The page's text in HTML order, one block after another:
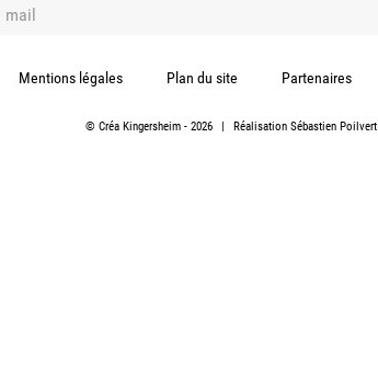
Mentions légales Plan du site Partenaires
© Créa Kingersheim- 2026 Réalisation Sébastien Poilvert